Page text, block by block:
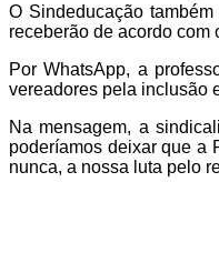
O Sindeducação
receberão de acordo com
Por WhatsApp, a
vereadores pela inclusão
Na mensagem, a
poderíamos deixar que a
nunca, a nossa luta pelo